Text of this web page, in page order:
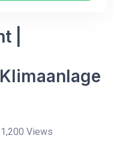
|
1,200 Views